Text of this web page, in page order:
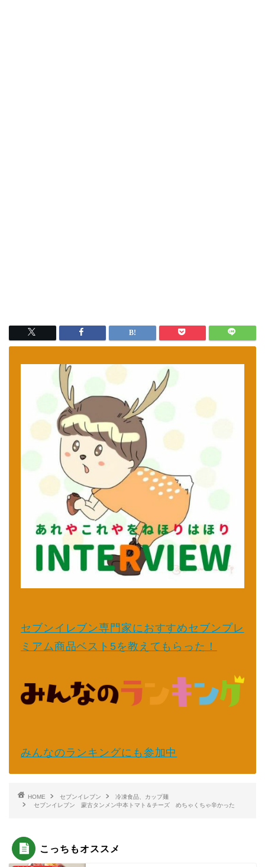
セブンイレブン専門家におすすめセブンプレ
ミアム商品ベスト5を教えてもらった！
みんなのランキングにも参加中
HOME セブンイレブン
冷凍食品、カップ麺
セブンイレブン 蒙古タンメン中本トマト＆チーズ めちゃくちゃ辛かった
こっちもオススメ